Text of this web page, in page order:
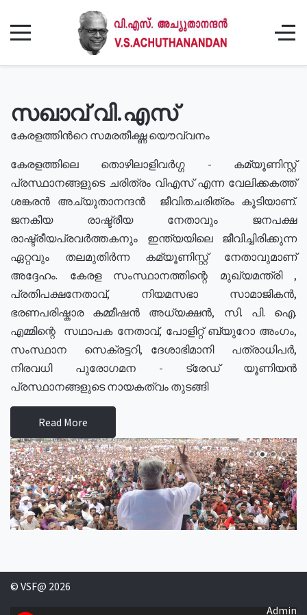
സഖാവ് വി.എസ്
കേരളത്തിൻറെ സമരതീക്ഷ്ണ യൌവ്വനം
കേരളത്തിലെ തൊഴിലാളിവർഗ്ഗ - കമ്യൂണിസ്റ്റ്
പ്രസ്ഥാനങ്ങളുടെ ചരിത്രം വിഎസ് എന്ന വേലിക്കകത്ത്
ശങ്കരൻ അച്യുതാനന്ദൻ ജീവിതചരിത്രം കൂടിയാണ്.
ജനകീയ രാഷ്ട്രീയ നേതാവും ജനപക്ഷ
രാഷ്ട്രീയപ്രവർത്തകനും ഇന്ത്യയിലെ ജീവിച്ചിരിക്കുന്ന
ഏറ്റവും തലമുതിർന്ന കമ്യൂണിസ്റ്റ് നേതാവുമാണ്
അദ്ദേഹം. കേരള സംസ്ഥാനത്തിന്റെ മുഖ്യമന്ത്രി ,
പ്രതിപക്ഷനേതാവ്, നിയമസഭാ സാമാജികൻ,
ഭരണപരിഷ്കാര കമ്മീഷൻ അധ്യക്ഷൻ, സി. പി. ഐ.
എമ്മിന്റെ സഥാപക നേതാവ്, പോളിറ്റ് ബ്യുറോ അംഗം,
സംസ്ഥാന സെക്രട്ടറി, ദേശാഭിമാനി പത്രാധിപർ,
നിരവധി പുരോഗമന - ട്രേഡ് യൂണിയൻ
പ്രസ്ഥാനങ്ങളുടെ നായകത്വം തുടങ്ങി
Read More
© VSF@ 2026
Admin